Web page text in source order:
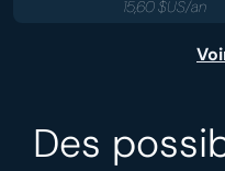
15,60 $US/an
Des